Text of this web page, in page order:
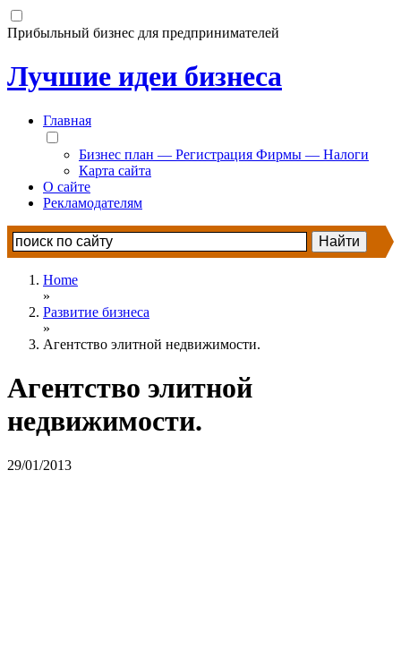
Прибыльный бизнес для предпринимателей
Лучшие идеи бизнеса
Главная
Бизнес план — Регистрация Фирмы — Налоги
Карта сайта
О сайте
Рекламодателям
Home
»
Развитие бизнеса
»
Агентство элитной недвижимости.
Агентство элитной
недвижимости.
29/01/2013